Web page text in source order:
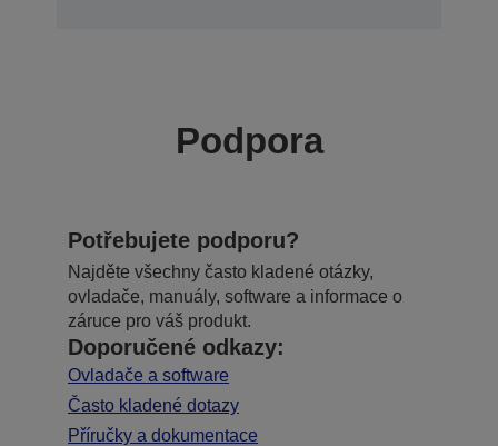
Podpora
Potřebujete podporu?
Najděte všechny často kladené otázky,
ovladače, manuály, software a informace o
záruce pro váš produkt.
Doporučené odkazy:
Ovladače a software
Často kladené dotazy
Příručky a dokumentace